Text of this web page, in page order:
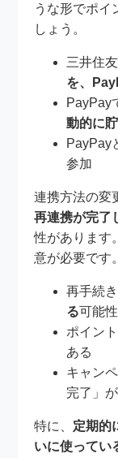
うな形でポイ
しょう。
三井住
を、
PayPay
動的に
PayPay
参加
連携方法の変
再連携が完了
性があります
意が必要です。
再手続
る可能
ポイン
ある
キャン
完了」
特に、 定期的
いに使ってい